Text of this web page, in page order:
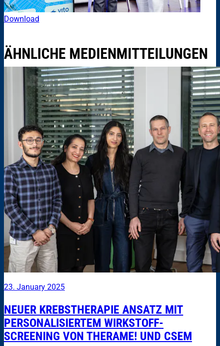
Download
ÄHNLICHE MEDIENMITTEILUNGEN
23. January 2025
NEUER KREBSTHERAPIE ANSATZ MIT
PERSONALISIERTEM WIRKSTOFF-
SCREENING VON THERAME! UND CSEM